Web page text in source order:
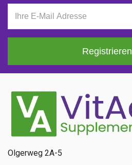
Registrieren
Olgerweg 2A-5